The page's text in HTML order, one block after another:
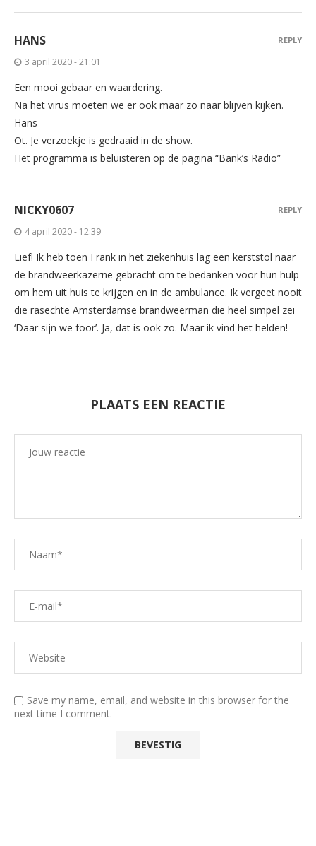
HANS
3 april 2020 - 21:01
Een mooi gebaar en waardering.
Na het virus moeten we er ook maar zo naar blijven kijken.
Hans
Ot. Je verzoekje is gedraaid in de show.
Het programma is beluisteren op de pagina “Bank’s Radio”
REPLY
NICKY0607
4 april 2020 - 12:39
Lief! Ik heb toen Frank in het ziekenhuis lag een kerststol naar
de brandweerkazerne gebracht om te bedanken voor hun hulp
om hem uit huis te krijgen en in de ambulance. Ik vergeet nooit
die rasechte Amsterdamse brandweerman die heel simpel zei
‘Daar sijn we foor’. Ja, dat is ook zo. Maar ik vind het helden!
REPLY
PLAATS EEN REACTIE
Save my name, email, and website in this browser for the
next time I comment.